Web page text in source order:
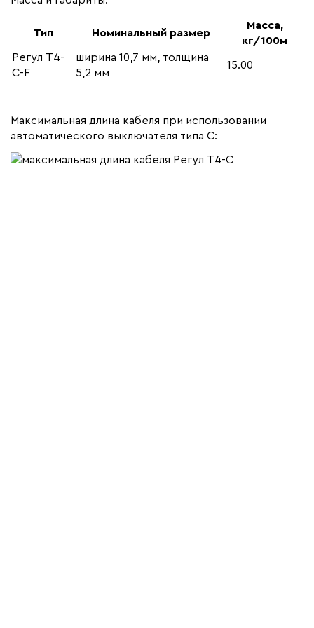
Тип Номинальный размер
Масса,
кг/100м
Регул Т4-
С-F
ширина 10,7 мм, толщина
5,2 мм
15.00
Максимальная длина кабеля при использовании
автоматического выключателя типа С: